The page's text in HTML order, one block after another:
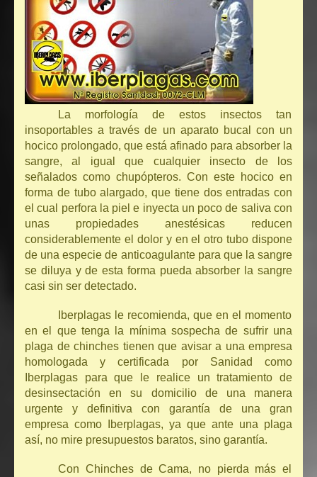
La morfología de estos insectos tan
insoportables a través de un aparato bucal con un
hocico prolongado, que está afinado para absorber la
sangre, al igual que cualquier insecto de los
señalados como chupópteros. Con este hocico en
forma de tubo alargado, que tiene dos entradas con
el cual perfora la piel e inyecta un poco de saliva con
unas propiedades anestésicas reducen
considerablemente el dolor y en el otro tubo dispone
de una especie de anticoagulante para que la sangre
se diluya y de esta forma pueda absorber la sangre
casi sin ser detectado.
Iberplagas le recomienda, que en el momento
en el que tenga la mínima sospecha de sufrir una
plaga de chinches tienen que avisar a una empresa
homologada y certificada por Sanidad como
Iberplagas para que le realice un tratamiento de
desinsectación en su domicilio de una manera
urgente y definitiva con garantía de una gran
empresa como Iberplagas, ya que ante una plaga
así, no mire presupuestos baratos, sino garantía.
Con Chinches de Cama, no pierda más el